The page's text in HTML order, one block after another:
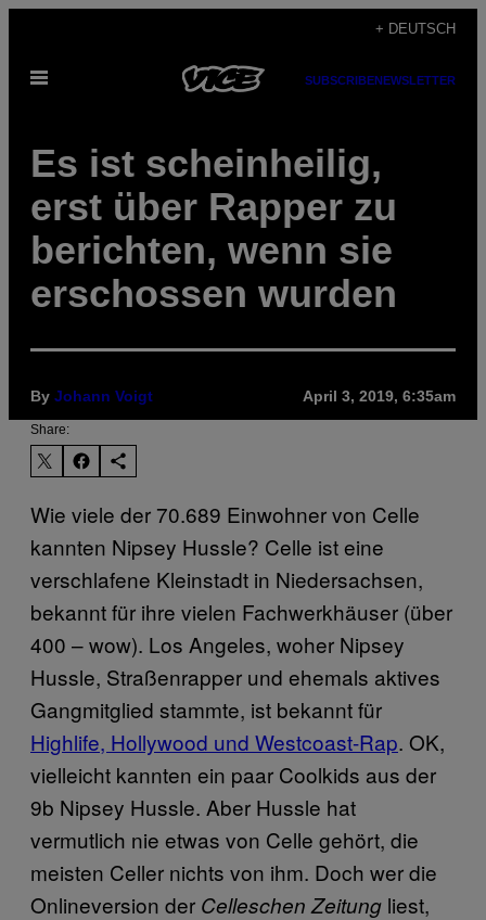
content
+ DEUTSCH
Open
SUBSCRIBENEWSLETTER
Es ist scheinheilig,
erst über Rapper zu
berichten, wenn sie
erschossen wurden
By Johann Voigt April 3, 2019, 6:35am
Share:
Wie viele der 70.689 Einwohner von Celle
kannten Nipsey Hussle? Celle ist eine
verschlafene Kleinstadt in Niedersachsen,
bekannt für ihre vielen Fachwerkhäuser (über
400 – wow). Los Angeles, woher Nipsey
Hussle, Straßenrapper und ehemals aktives
Gangmitglied stammte, ist bekannt für
Highlife, Hollywood und Westcoast-Rap. OK,
vielleicht kannten ein paar Coolkids aus der
9b Nipsey Hussle. Aber Hussle hat
vermutlich nie etwas von Celle gehört, die
meisten Celler nichts von ihm. Doch wer die
Onlineversion der Celleschen Zeitung liest,